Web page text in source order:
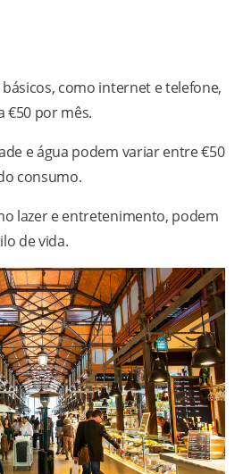
como internet e telefone,
€50 por mês.
e água podem variar entre €50
consumo.
lazer e entretenimento, podem
de vida.